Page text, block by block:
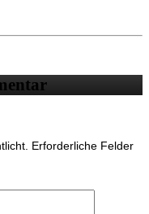
Erforderliche Felder